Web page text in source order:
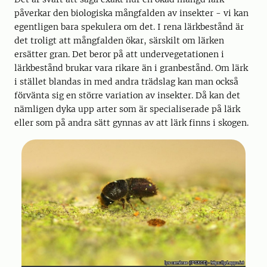
påverkar den biologiska mångfalden av insekter - vi kan
egentligen bara spekulera om det. I rena lärkbestånd är
det troligt att mångfalden ökar, särskilt om lärken
ersätter gran. Det beror på att undervegetationen i
lärkbestånd brukar vara rikare än i granbestånd. Om lärk
i stället blandas in med andra trädslag kan man också
förvänta sig en större variation av insekter. Då kan det
nämligen dyka upp arter som är specialiserade på lärk
eller som på andra sätt gynnas av att lärk finns i skogen.